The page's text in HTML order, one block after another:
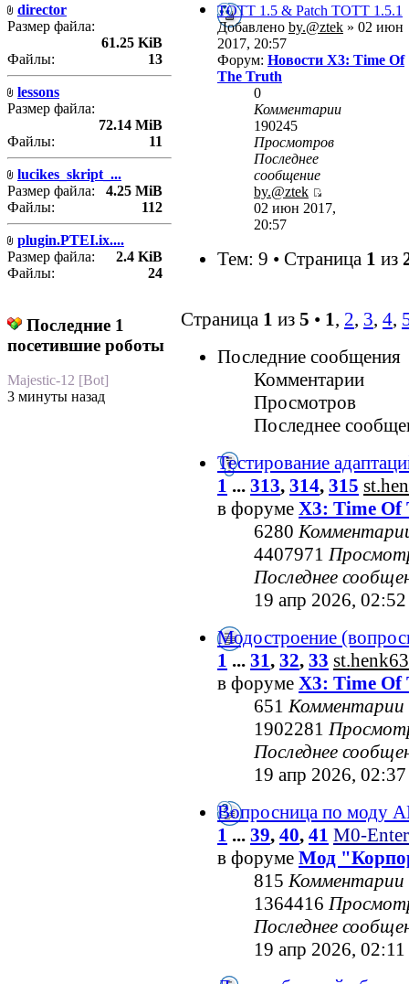
director
Размер файла:
61.25 KiB
Файлы:
13
lessons
Размер файла:
72.14 MiB
Файлы:
11
lucikes_skript_...
Размер файла:
4.25 MiB
Файлы:
112
plugin.PTEI.ix....
Размер файла:
2.4 KiB
Файлы:
24
Последние 1
посетившие роботы
Majestic-12 [Bot]
3 минуты назад
TOTT 1.5 & Patch TOTT 1.5.1
Добавлено by.@ztek » 02 июн
2017, 20:57
Форум: Новости X3: Time Of
The Truth
0
Комментарии
190245
Просмотров
Последнее
сообщение
by.@ztek
02 июн 2017,
20:57
Тем: 9 • Страница 1 из
Страница 1 из 5 • 1, 2, 3, 4,
Последние сообщения
Комментарии
Просмотров
Последнее
Тестирование
1 ... 313, 314, 315
в форуме X3: Time Of
6280
4407971
Последнее
19 апр 2026, 02:52
Модостроение
1 ... 31, 32, 33 st.henk63
в форуме X3: Time Of
651Комментарии
1902281
Последнее
19 апр 2026, 02:37
Вопросница по моду
1 ... 39, 40, 41 M0-
в форуме Мод
815Комментарии
1364416
Последнее
19 апр 2026, 02:11